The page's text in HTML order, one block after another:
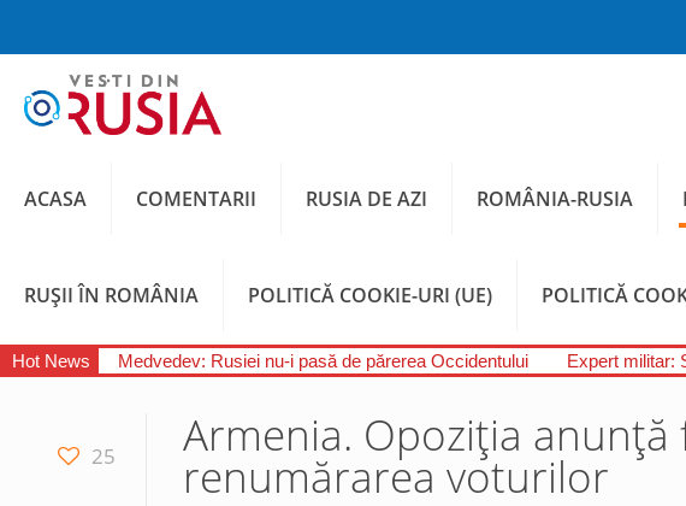
ACASA COMENTARII RUSIA DE AZI ROMÂNIA-RUSIA
RUȘII ÎN ROMÂNIA POLITICĂ COOKIE-URI (UE) POLITICĂ
Hot News Medvedev: Rusiei nu-i pasă de părerea Occidentului Expert militar:
25 Armenia. Opoziția
renumărarea voturilor